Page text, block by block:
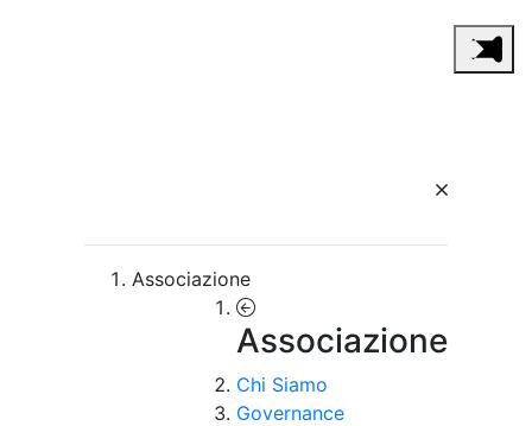
Associazione
Associazione
Chi Siamo
Governance